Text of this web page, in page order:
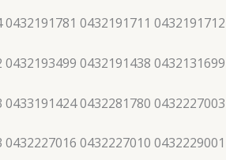
0432191711 0432191712
0432191438 0432131699
0432281780 0432227003
0432227010 0432229001